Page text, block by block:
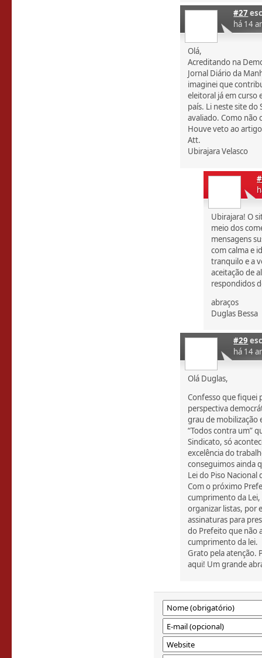
#27
há 14
Olá,
Acreditando na
Jornal Diário da
imaginei que
eleitoral já em curso
país. Li neste site
avaliado. Como não
Houve veto ao
Att.
Ubirajara Velasco
Ubirajara! O
meio dos
mensagens
com calma e
tranquilo e a
aceitação de
respondidos
abraços
Duglas Bessa
#29
há 14
Olá Duglas,
Confesso que fiquei
perspectiva
grau de
“Todos contra um”
Sindicato, só
excelência do
conseguimos ainda
Lei do Piso Nacional
Com o próximo
cumprimento da
organizar listas, por
assinaturas para
do Prefeito que não
cumprimento da lei.
Grato pela atenção.
aqui! Um grande